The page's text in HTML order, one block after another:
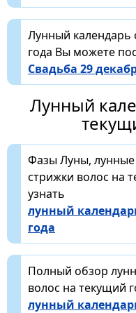
Лунный календарь
года Вы можете
Свадьба 29
Лунный
Фазы Луны, лунные
стрижки волос на
узнать
лунный
года
Полный обзор
волос на текущий
лунный